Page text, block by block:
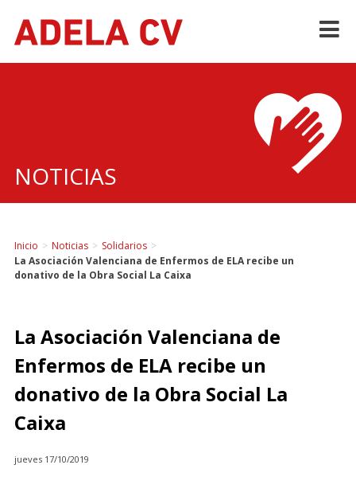
NOTICIAS
Inicio > Noticias > Solidarios >
La Asociación Valenciana de Enfermos de ELA recibe un
donativo de la Obra Social La Caixa
La Asociación Valenciana de
Enfermos de ELA recibe un
donativo de la Obra Social La
Caixa
jueves 17/10/2019